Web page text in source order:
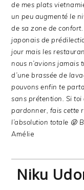
de mes plats
un peu augmenté le
de sa zone de
japonais de
jour mais les
nous n’avions jamais
d’une brassée de
pouvons enfin te
sans prétention. Si toi
pardonner, fais cette
l’absolution totale 😜
Amélie
Niku